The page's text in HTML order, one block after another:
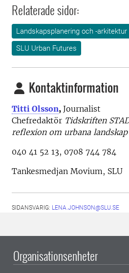
Relaterade sidor:
Landskapsplanering och -arkitektur
SLU Urban Futures
Kontaktinformation
Titti Olsson, Journalist
Chefredaktör Tidskriften
reflexion om urbana landskap
040 41 52 13, 0708 744 784
Tankesmedjan Movium, SLU
SIDANSVARIG: LENA.JOHNSON@SLU.SE
Organisationsenheter